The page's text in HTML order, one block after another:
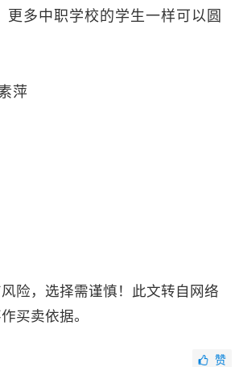
更多中职学校的学生一样可以圆
萍
险，选择需谨慎！此文转自网络
买卖依据。
赞